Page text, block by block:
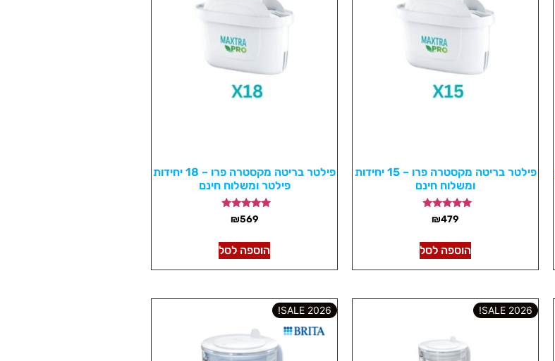
פילטר בריטה מקסטרה פרו – 15 יחידות
ומשלוח חינם
דורג
5.00
₪479
הוספה לסל
פילטר בריטה מקסטרה פרו – 18 יחידות
פילטר ומשלוח חינם
דורג
5.00
₪569
הוספה לסל
2026 SALE!
2026 SALE!